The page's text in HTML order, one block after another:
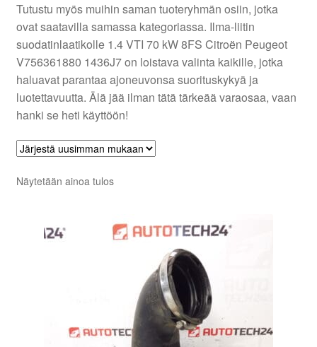
Tilini
Valitukset
Tutustu myös muihin saman tuoteryhmän osiin, jotka
ovat saatavilla samassa kategoriassa. Ilma-liitin
suodatinlaatikolle 1.4 VTI 70 kW 8FS Citroën Peugeot
V756361880 1436J7 on loistava valinta kaikille, jotka
haluavat parantaa ajoneuvonsa suorituskykyä ja
luotettavuutta. Älä jää ilman tätä tärkeää varaosaa, vaan
hanki se heti käyttöön!
Näytetään ainoa tulos